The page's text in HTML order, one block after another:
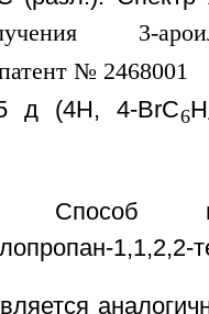
д (4Н, 4-BrC6H
1,1,2,2-